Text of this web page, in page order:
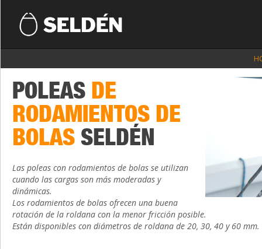
POLEAS DE
RODAMIENTOS DE
BOLAS SELDÉN
Las poleas con rodamientos de bolas se utilizan
cuando las cargas son más moderadas y
dinámicas.
Los rodamientos de bolas ofrecen una buena
rotación de la roldana con la menor fricción posible.
Están disponibles con diámetros de roldana de 20, 30, 40 y 60 mm.